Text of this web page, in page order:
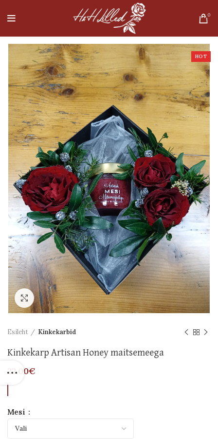
0
HOT
Suurenda
Esileht Kinkekarbid
Kinkekarp Artisan Honey maitsemeega
22.00€
Mesi